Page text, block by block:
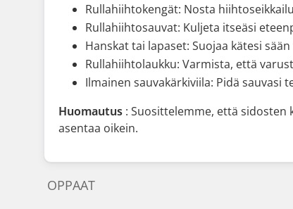
Rullahiihtokengät: Nosta
Rullahiihtosauvat: Kuljeta itseäsi
Hanskat tai lapaset: Suojaa kätesi
Rullahiihtolaukku: Varmista, että
Ilmainen sauvakärkiviila: Pidä sauvasi
Huomautus : Suosittelemme, että
asentaa oikein.
OPPAAT